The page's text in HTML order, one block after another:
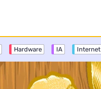
Hardware IA Internet